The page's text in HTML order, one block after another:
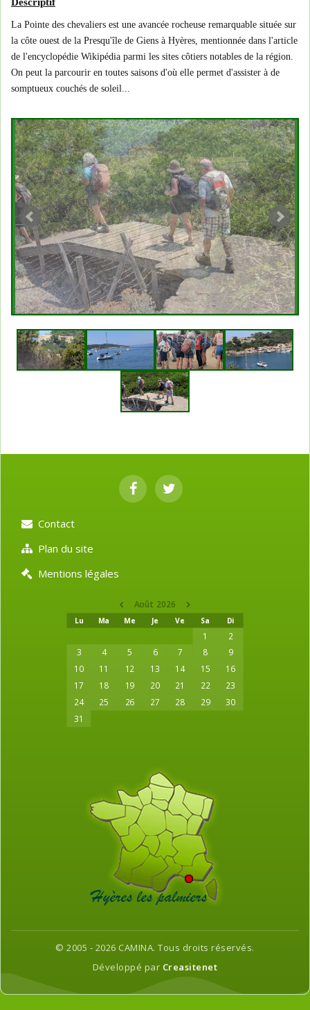
La Pointe des chevaliers est une avancée rocheuse remarquable située sur
la côte ouest de la Presqu'île de Giens à Hyères, mentionnée dans l'article
de l'encyclopédie Wikipédia parmi les sites côtiers notables de la région.
On peut la parcourir en toutes saisons d'où elle permet d'assister à de
somptueux couchés de soleil...
Contact
Plan du site
Mentions légales
Août 2026
Lu Ma Me Je Ve Sa Di
1
2
3
4 5 6 7 8
9
10
11 12 13 14 15 16
17 18 19 20 21 22 23
24 25 26 27 28 29
30
31
© 2005 - 2026 CAMINA. Tous droits réservés.
Développé par Creasitenet